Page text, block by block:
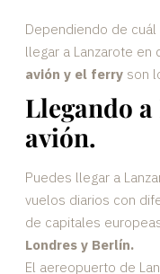
Dependiendo de
llegar a Lanzarote
avión y el ferry son
Llegando
avión.
Puedes llegar a
vuelos diarios con
de capitales
Londres y Berlín.
El aereopuerto de